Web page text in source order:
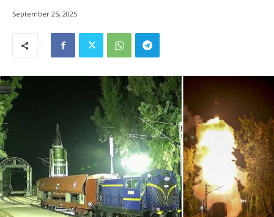
September 25, 2025